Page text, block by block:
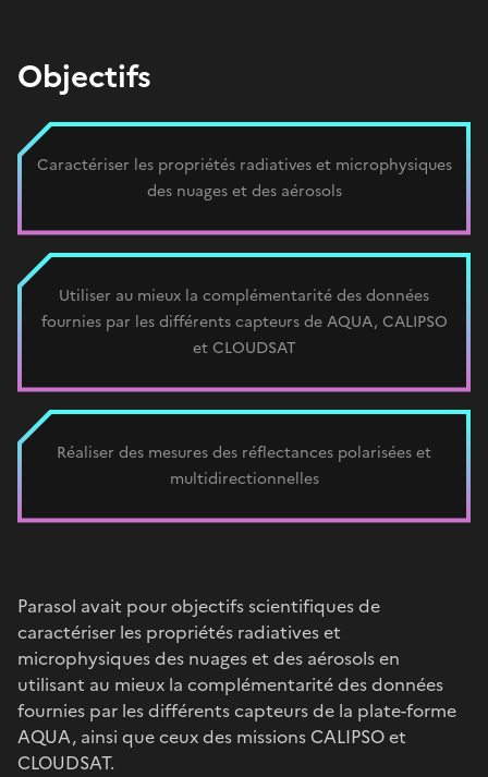
Objectifs
Caractériser les propriétés radiatives et microphysiques
des nuages et des aérosols
Utiliser au mieux la complémentarité des données
fournies par les différents capteurs de AQUA, CALIPSO
et CLOUDSAT
Réaliser des mesures des réflectances polarisées et
multidirectionnelles
Parasol avait pour objectifs scientifiques de
caractériser les propriétés radiatives et
microphysiques des nuages et des aérosols en
utilisant au mieux la complémentarité des données
fournies par les différents capteurs de la plate-forme
AQUA, ainsi que ceux des missions CALIPSO et
CLOUDSAT.